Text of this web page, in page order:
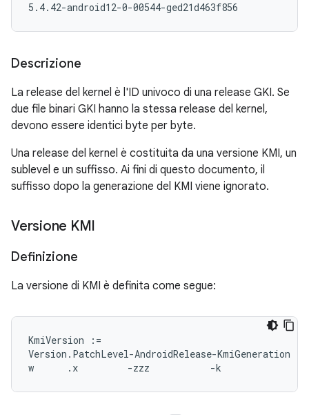
Descrizione
La release del kernel è l'ID univoco di una release GKI. Se
due file binari GKI hanno la stessa release del kernel,
devono essere identici byte per byte.
Una release del kernel è costituita da una versione KMI, un
sublevel e un suffisso. Ai fini di questo documento, il
suffisso dopo la generazione del KMI viene ignorato.
Versione KMI
Definizione
La versione di KMI è definita come segue:
KmiVersion :=
Version.PatchLevel-AndroidRelease-KmiGeneration